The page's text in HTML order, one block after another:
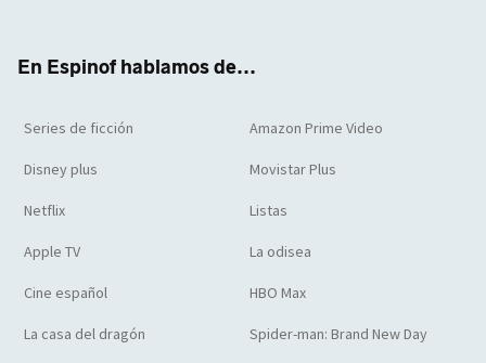
En Espinof hablamos de...
Series de ficción Amazon Prime Video
Disney plus Movistar Plus
Netflix Listas
Apple TV La odisea
Cine español HBO Max
La casa del dragón Spider-man: Brand New Day